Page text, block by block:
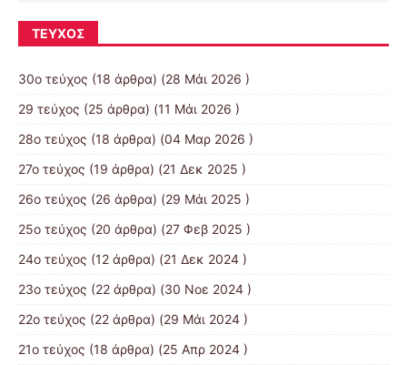
ΤΕΎΧΟΣ
30ο τεύχος (18 άρθρα) (28 Μάι 2026 )
29 τεύχος (25 άρθρα) (11 Μάι 2026 )
28ο τεύχος (18 άρθρα) (04 Μαρ 2026 )
27ο τεύχος (19 άρθρα) (21 Δεκ 2025 )
26ο τεύχος (26 άρθρα) (29 Μάι 2025 )
25ο τεύχος (20 άρθρα) (27 Φεβ 2025 )
24ο τεύχος (12 άρθρα) (21 Δεκ 2024 )
23ο τεύχος (22 άρθρα) (30 Νοε 2024 )
22ο τεύχος (22 άρθρα) (29 Μάι 2024 )
21o τεύχος (18 άρθρα) (25 Απρ 2024 )